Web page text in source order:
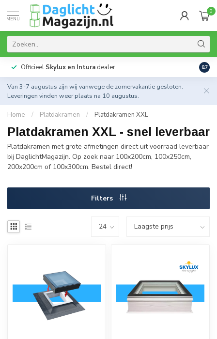
MENU
0
Officieel Skylux en Intura dealer 8.7
Van 3-7 augustus zijn wij vanwege de zomervakantie gesloten.
Leveringen vinden weer plaats na 10 augustus.
Home / Platdakramen / Platdakramen XXL
Platdakramen XXL - snel leverbaar
Platdakramen met grote afmetingen direct uit voorraad leverbaar
bij DaglichtMagazijn. Op zoek naar 100x200cm, 100x250cm,
200x200cm of 100x300cm. Bestel direct!
Filters